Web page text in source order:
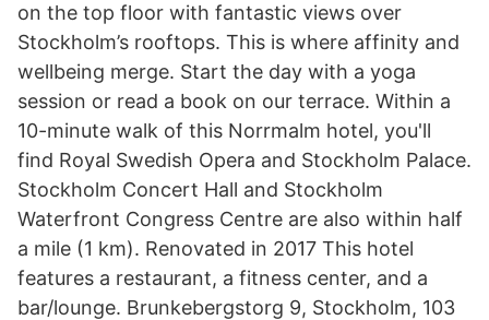
on the top floor with fantastic views over
Stockholm’s rooftops. This is where affinity and
wellbeing merge. Start the day with a yoga
session or read a book on our terrace. Within a
10-minute walk of this Norrmalm hotel, you'll
find Royal Swedish Opera and Stockholm Palace.
Stockholm Concert Hall and Stockholm
Waterfront Congress Centre are also within half
a mile (1 km). Renovated in 2017 This hotel
features a restaurant, a fitness center, and a
bar/lounge. Brunkebergstorg 9, Stockholm, 103